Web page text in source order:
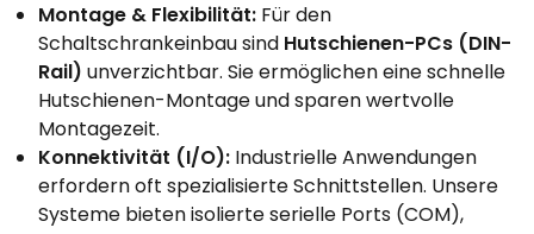
Montage & Flexibilität: Für den
Schaltschrankeinbau sind Hutschienen-PCs (DIN-
Rail) unverzichtbar. Sie ermöglichen eine schnelle
Hutschienen-Montage und sparen wertvolle
Montagezeit.
Konnektivität (I/O): Industrielle Anwendungen
erfordern oft spezialisierte Schnittstellen. Unsere
Systeme bieten isolierte serielle Ports (COM),